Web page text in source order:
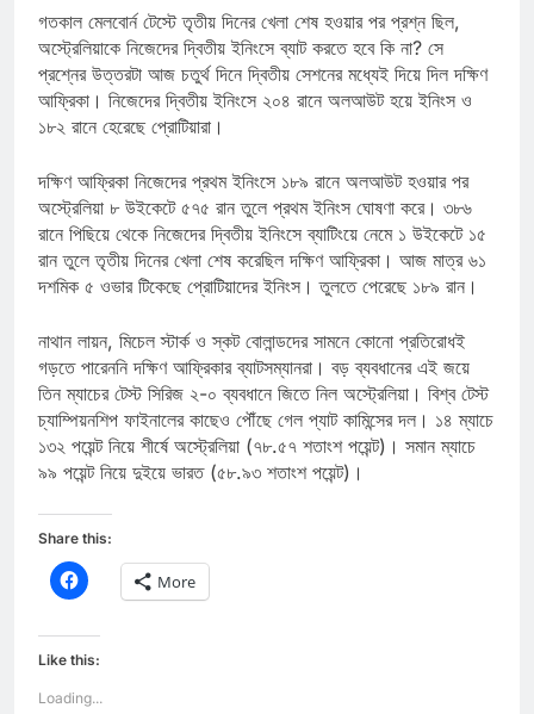
গতকাল মেলবোর্ন টেস্টে তৃতীয় দিনের খেলা শেষ হওয়ার পর প্রশ্ন ছিল,
অস্ট্রেলিয়াকে নিজেদের দ্বিতীয় ইনিংসে ব্যাট করতে হবে কি না? সে
প্রশ্নের উত্তরটা আজ চতুর্থ দিনে দ্বিতীয় সেশনের মধ্যেই দিয়ে দিল দক্ষিণ
আফ্রিকা। নিজেদের দ্বিতীয় ইনিংসে ২০৪ রানে অলআউট হয়ে ইনিংস ও
১৮২ রানে হেরেছে প্রোটিয়ারা।
দক্ষিণ আফ্রিকা নিজেদের প্রথম ইনিংসে ১৮৯ রানে অলআউট হওয়ার পর
অস্ট্রেলিয়া ৮ উইকেটে ৫৭৫ রান তুলে প্রথম ইনিংস ঘোষণা করে। ৩৮৬
রানে পিছিয়ে থেকে নিজেদের দ্বিতীয় ইনিংসে ব্যাটিংয়ে নেমে ১ উইকেটে ১৫
রান তুলে তৃতীয় দিনের খেলা শেষ করেছিল দক্ষিণ আফ্রিকা। আজ মাত্র ৬১
দশমিক ৫ ওভার টিকেছে প্রোটিয়াদের ইনিংস। তুলতে পেরেছে ১৮৯ রান।
নাথান লায়ন, মিচেল স্টার্ক ও স্কট বোলান্ডদের সামনে কোনো প্রতিরোধই
গড়তে পারেননি দক্ষিণ আফ্রিকার ব্যাটসম্যানরা। বড় ব্যবধানের এই জয়ে
তিন ম্যাচের টেস্ট সিরিজ ২-০ ব্যবধানে জিতে নিল অস্ট্রেলিয়া। বিশ্ব টেস্ট
চ্যাম্পিয়নশিপ ফাইনালের কাছেও পৌঁছে গেল প্যাট কামিন্সের দল। ১৪ ম্যাচে
১৩২ পয়েন্ট নিয়ে শীর্ষে অস্ট্রেলিয়া (৭৮.৫৭ শতাংশ পয়েন্ট)। সমান ম্যাচে
৯৯ পয়েন্ট নিয়ে দুইয়ে ভারত (৫৮.৯৩ শতাংশ পয়েন্ট)।
Share this:
Click
to
Facebook
(Opens
in
window)
More
Like this:
Loading...